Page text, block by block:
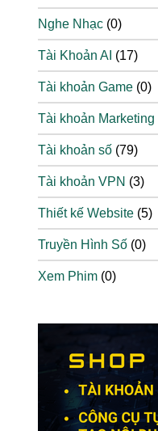
Nghe Nhạc (0)
Tài Khoản AI (17)
Tài khoản Game (0)
Tài khoản Marketing
Tài khoản số (79)
Tài khoản VPN (3)
Thiết kế Website (5)
Truyền Hình Số (0)
Xem Phim (0)